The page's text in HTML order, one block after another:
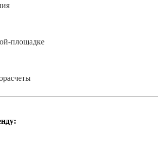
площадке